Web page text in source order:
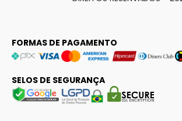
FORMAS DE PAGAMENTO
SELOS DE SEGURANÇA